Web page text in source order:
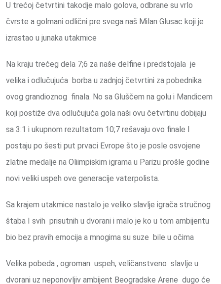
U trećoj četvrtini takodje malo golova, odbrane su vrlo
čvrste a golmani odlični pre svega naš Milan Glusac koji je
izrastao u junaka utakmice
Na kraju trećeg dela 7;6 za naše delfine i predstojala je
velika i odlučujuća borba u zadnjoj četvrtini za pobednika
ovog grandioznog finala. No sa Gluščem na golu i Mandicem
koji postiže dva odlučujuća gola naši ovu četvrtinu dobijaju
sa 3:1 i ukupnom rezultatom 10;7 rešavaju ovo finale I
postaju po šesti put prvaci Evrope što je posle osvojene
zlatne medalje na Oliimpiskim igrama u Parizu prošle godine
novi veliki uspeh ove generacije vaterpolista.
Sa krajem utakmice nastalo je veliko slavlje igrača stručnog
štaba I svih prisutnih u dvorani i malo je ko u tom ambijentu
bio bez pravih emocija a mnogima su suze bile u očima
Velika pobeda , ogroman uspeh, veličanstveno slavlje u
dvorani uz neponovljiv ambijent Beogradske Arene dugo će